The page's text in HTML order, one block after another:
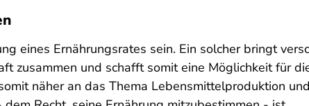
eines Ernährungsrates sein. Ein solcher bringt
zusammen und schafft somit eine Möglichkeit für
näher an das Thema Lebensmittelproduktion